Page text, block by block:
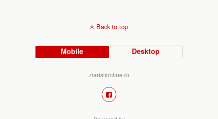
Back to top
Mobile Desktop
ziaristionline.ro